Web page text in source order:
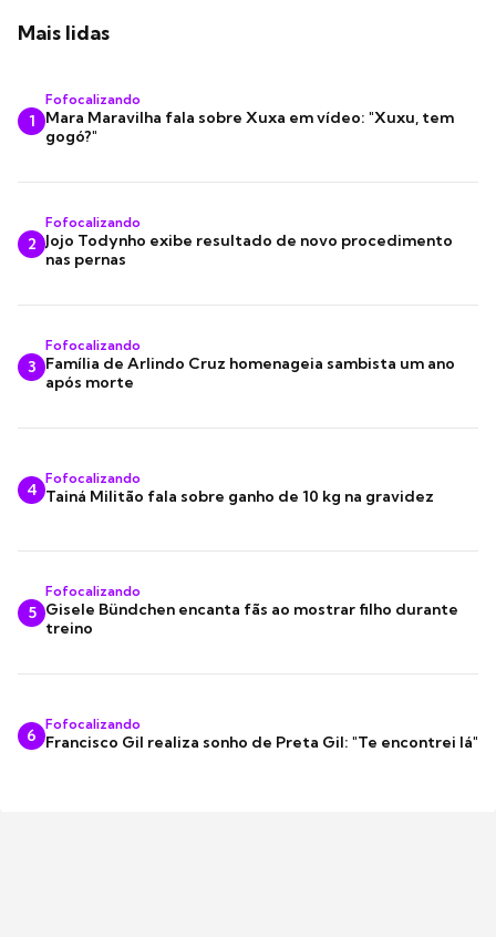
Mais lidas
1
Fofocalizando
Mara Maravilha fala sobre Xuxa em vídeo: "Xuxu, tem
gogó?"
2
Fofocalizando
Jojo Todynho exibe resultado de novo procedimento
nas pernas
3
Fofocalizando
Família de Arlindo Cruz homenageia sambista um ano
após morte
4
Fofocalizando
Tainá Militão fala sobre ganho de 10 kg na gravidez
5
Fofocalizando
Gisele Bündchen encanta fãs ao mostrar filho durante
treino
6
Fofocalizando
Francisco Gil realiza sonho de Preta Gil: "Te encontrei lá"